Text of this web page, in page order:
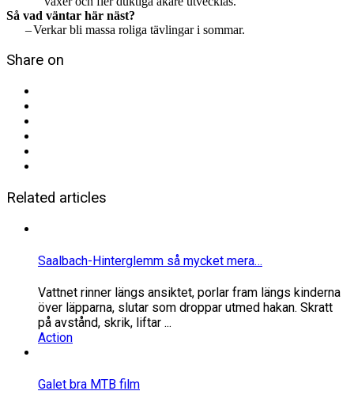
Så vad väntar här näst?
–Verkar bli massa roliga tävlingar i sommar.
Share on
Related articles
Saalbach-Hinterglemm så mycket mera…
Vattnet rinner längs ansiktet, porlar fram längs kinderna
över läpparna, slutar som droppar utmed hakan. Skratt
på avstånd, skrik, liftar ...
Action
Galet bra MTB film